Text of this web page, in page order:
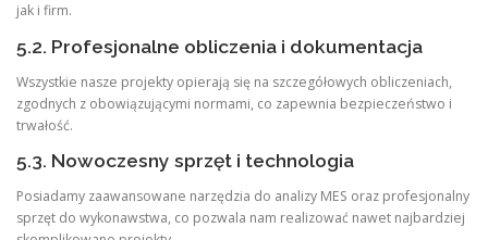
jak i firm.
5.2. Profesjonalne obliczenia i dokumentacja
Wszystkie nasze projekty opierają się na szczegółowych obliczeniach,
zgodnych z obowiązującymi normami, co zapewnia bezpieczeństwo i
trwałość.
5.3. Nowoczesny sprzęt i technologia
Posiadamy zaawansowane narzędzia do analizy MES oraz profesjonalny
sprzęt do wykonawstwa, co pozwala nam realizować nawet najbardziej